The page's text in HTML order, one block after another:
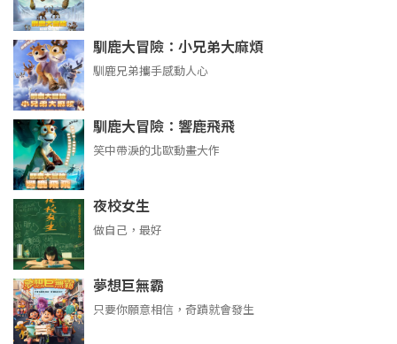
馴鹿大冒險：小兄弟大麻煩
馴鹿兄弟攜手感動人心
馴鹿大冒險：響鹿飛飛
笑中帶淚的北歐動畫大作
夜校女生
做自己，最好
夢想巨無霸
只要你願意相信，奇蹟就會發生